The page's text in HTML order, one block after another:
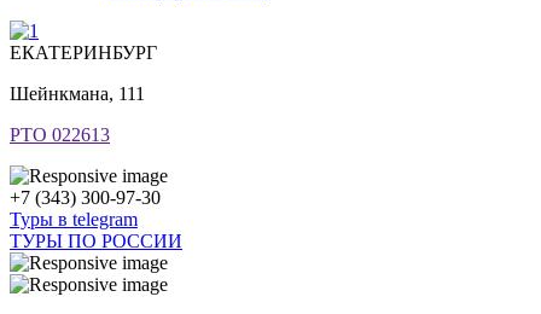
ЕКАТЕРИНБУРГ
Шейнкмана, 111
РТО 022613
+7 (343) 300-97-30
Туры в telegram
ТУРЫ ПО РОССИИ